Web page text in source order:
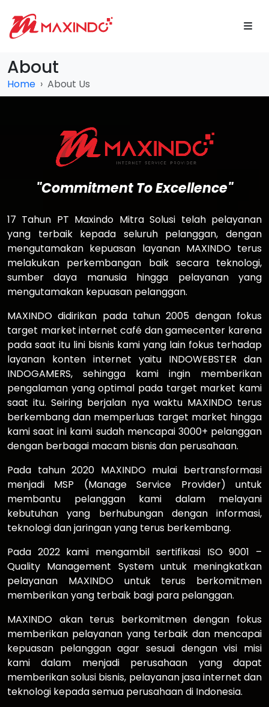
About
Home About Us
"Commitment To Excellence"
17 Tahun PT Maxindo Mitra Solusi telah pelayanan
yang terbaik kepada seluruh pelanggan, dengan
mengutamakan kepuasan layanan MAXINDO terus
melakukan perkembangan baik secara teknologi,
sumber daya manusia hingga pelayanan yang
mengutamakan kepuasan pelanggan.
MAXINDO didirikan pada tahun 2005 dengan fokus
target market internet café dan gamecenter karena
pada saat itu lini bisnis kami yang lain fokus terhadap
layanan konten internet yaitu INDOWEBSTER dan
INDOGAMERS, sehingga kami ingin memberikan
pengalaman yang optimal pada target market kami
saat itu. Seiring berjalan nya waktu MAXINDO terus
berkembang dan memperluas target market hingga
kami saat ini kami sudah mencapai 3000+ pelanggan
dengan berbagai macam bisnis dan perusahaan.
Pada tahun 2020 MAXINDO mulai bertransformasi
menjadi MSP (Manage Service Provider) untuk
membantu pelanggan kami dalam melayani
kebutuhan yang berhubungan dengan informasi,
teknologi dan jaringan yang terus berkembang.
Pada 2022 kami mengambil sertifikasi ISO 9001 –
Quality Management System untuk meningkatkan
pelayanan MAXINDO untuk terus berkomitmen
memberikan yang terbaik bagi para pelanggan.
MAXINDO akan terus berkomitmen dengan fokus
memberikan pelayanan yang terbaik dan mencapai
kepuasan pelanggan agar sesuai dengan visi misi
kami dalam menjadi perusahaan yang dapat
memberikan solusi bisnis, pelayanan jasa internet dan
teknologi kepada semua perusahaan di Indonesia.